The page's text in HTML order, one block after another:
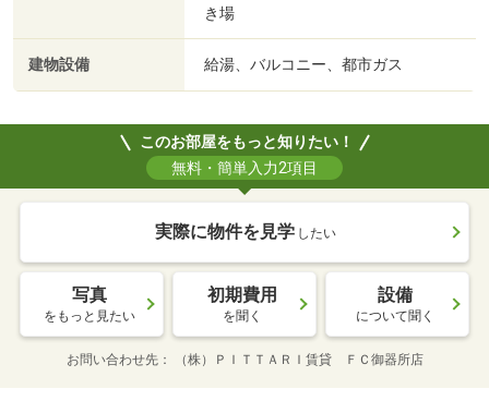
き場
建物設備 給湯、バルコニー、都市ガス
このお部屋をもっと知りたい！
無料・簡単入力2項目
実際に物件を見学 したい
写真
をもっと見たい
初期費用
を聞く
設備
について聞く
お問い合わせ先 （株）ＰＩＴＴＡＲＩ賃貸 ＦＣ御器所店